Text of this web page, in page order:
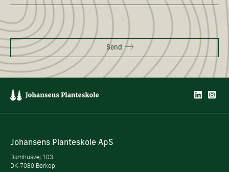
*
Send
Johansens Planteskole ApS
Damhusvej 103
DK-7080 Børkop